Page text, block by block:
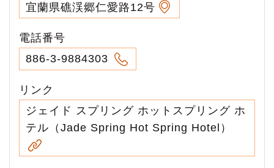
宜蘭県礁渓郷仁愛路12号
電話番号
886-3-9884303
リンク
ジェイド スプリング ホットスプリング ホ
テル（Jade Spring Hot Spring Hotel）